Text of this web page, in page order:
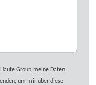
Group meine Daten
um mir über diese